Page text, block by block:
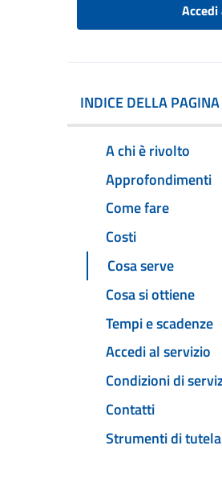
INDICE DELLA PAGINA
A chi è rivolto
Approfondimenti
Come fare
Costi
Cosa serve
Cosa si ottiene
Tempi e scadenze
Accedi al servizio
Condizioni di
Contatti
Strumenti di tutela